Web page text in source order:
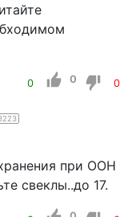
0 0 0
при ООН
свеклы..до 17.